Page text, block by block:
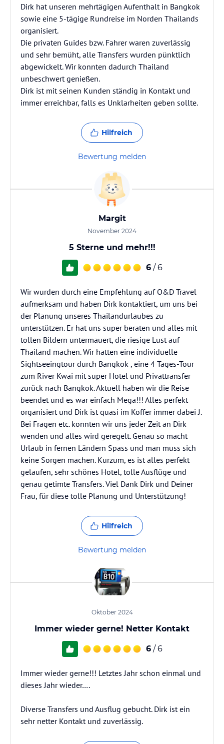
Dirk hat unseren mehrtägigen Aufenthalt in Bangkok
sowie eine 5-tägige Rundreise im Norden Thailands
organisiert.
Die privaten Guides bzw. Fahrer waren zuverlässig
und sehr bemüht, alle Transfers wurden pünktlich
abgewickelt. Wir konnten dadurch Thailand
unbeschwert genießen.
Dirk ist mit seinen Kunden ständig in Kontakt und
immer erreichbar, falls es Unklarheiten geben sollte.
Hilfreich
Bewertung melden
Margit
November 2024
5 Sterne und mehr!!!
6 / 6
Wir wurden durch eine Empfehlung auf O&D Travel
aufmerksam und haben Dirk kontaktiert, um uns bei
der Planung unseres Thailandurlaubes zu
unterstützen. Er hat uns super beraten und alles mit
tollen Bildern untermauert, die riesige Lust auf
Thailand machen. Wir hatten eine individuelle
Sightseeingtour durch Bangkok , eine 4 Tages-Tour
zum River Kwai mit super Hotel und Privattransfer
zurück nach Bangkok. Aktuell haben wir die Reise
beendet und es war einfach Mega!!! Alles perfekt
organisiert und Dirk ist quasi im Koffer immer dabei J.
Bei Fragen etc. konnten wir uns jeder Zeit an Dirk
wenden und alles wird geregelt. Genau so macht
Urlaub in fernen Ländern Spass und man muss sich
keine Sorgen machen. Kurzum, es ist alles perfekt
gelaufen, sehr schönes Hotel, tolle Ausflüge und
genau getimte Transfers. Viel Dank Dirk und Deiner
Frau, für diese tolle Planung und Unterstützung!
Hilfreich
Bewertung melden
Oktober 2024
Immer wieder gerne! Netter Kontakt
6 / 6
Immer wieder gerne!!! Letztes Jahr schon einmal und
dieses Jahr wieder….
Diverse Transfers und Ausflug gebucht. Dirk ist ein
sehr netter Kontakt und zuverlässig.